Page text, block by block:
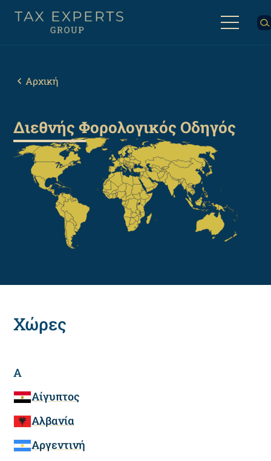
προς
Breadcrumb
Αρχική
Διεθνής Φορολογικός Οδηγός
Χώρες
Α
Αίγυπτος
Αλβανία
Αργεντινή